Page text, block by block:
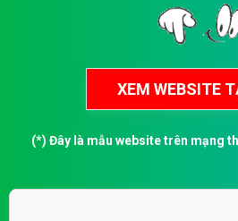
(*) Đây là mẫu website trên mạng